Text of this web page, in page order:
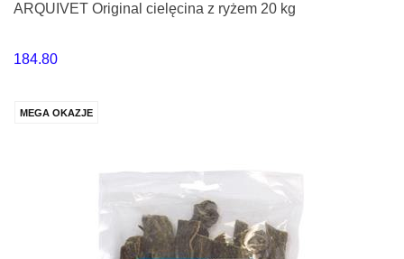
ARQUIVET Original cielęcina z ryżem 20 kg
184.80
MEGA OKAZJE